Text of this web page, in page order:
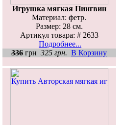
Игрушка мягкая Пингвин
Материал: фетр.
Размер: 28 см.
Артикул товара: # 2633
Подробнее...
336 грн 325 грн. В Корзину